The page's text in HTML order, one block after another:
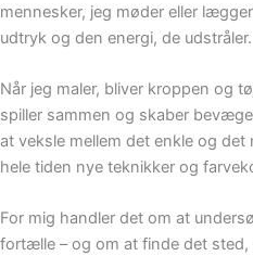
mennesker, jeg møder eller
udtryk og den energi, de udstråler.
Når jeg maler, bliver kroppen og
spiller sammen og skaber
at veksle mellem det enkle og
hele tiden nye teknikker og
For mig handler det om at
fortælle – og om at finde det